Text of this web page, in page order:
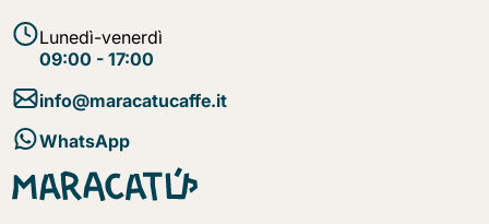
Lunedì-venerdì
09:00 - 17:00
info@maracatucaffe.it
WhatsApp